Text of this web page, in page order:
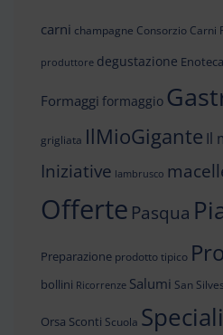
carni champagne Consorzio Carni
produttore degustazione Enoteca
Formaggi formaggio
grigliata IlMioGigante Il
Iniziative lambrusco
Offerte Pasqua
Preparazione prodotto tipico
bollini Ricorrenze Salumi San
Orsa Sconti Scuola